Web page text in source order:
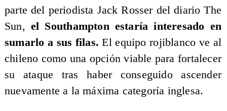
parte del periodista Jack Rosser del diario The
Sun, el Southampton estaría interesado en
sumarlo a sus filas. El equipo rojiblanco ve al
chileno como una opción viable para fortalecer
su ataque tras haber conseguido ascender
nuevamente a la máxima categoría inglesa.